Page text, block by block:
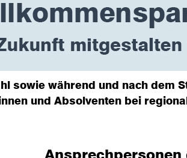
sowie während und nach dem
und Absolventen bei